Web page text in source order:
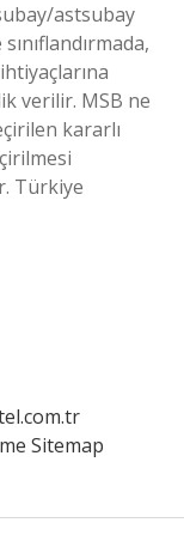
astsubay
verilir. MSB ne
kararlı
Türkiye
Sitemap